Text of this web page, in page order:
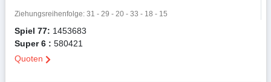
Ziehungsreihenfolge: 31 - 29 - 20 - 33 - 18 - 15
Spiel 77: 1453683
Super 6 : 580421
Quoten